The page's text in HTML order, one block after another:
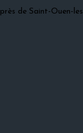
près de Saint-Ouen-